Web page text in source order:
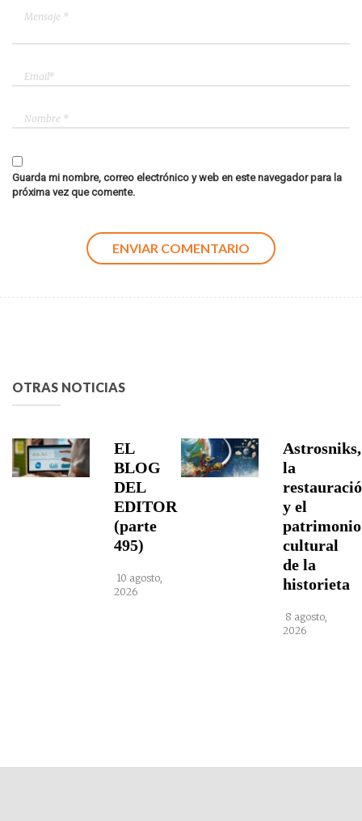
Guarda mi nombre, correo electrónico y web en este navegador para la
próxima vez que comente.
OTRAS NOTICIAS
EL
BLOG
DEL
EDITOR
(parte
495)
10 agosto,
2026
Astrosniks,
la
y el
patrimonio
cultural
de la
historieta
8 agosto,
2026